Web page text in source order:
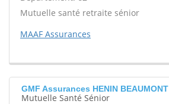
Mutuelle santé retraite sénior
MAAF Assurances
GMF Assurances HENIN BEAUMONT
Mutuelle Santé Sénior